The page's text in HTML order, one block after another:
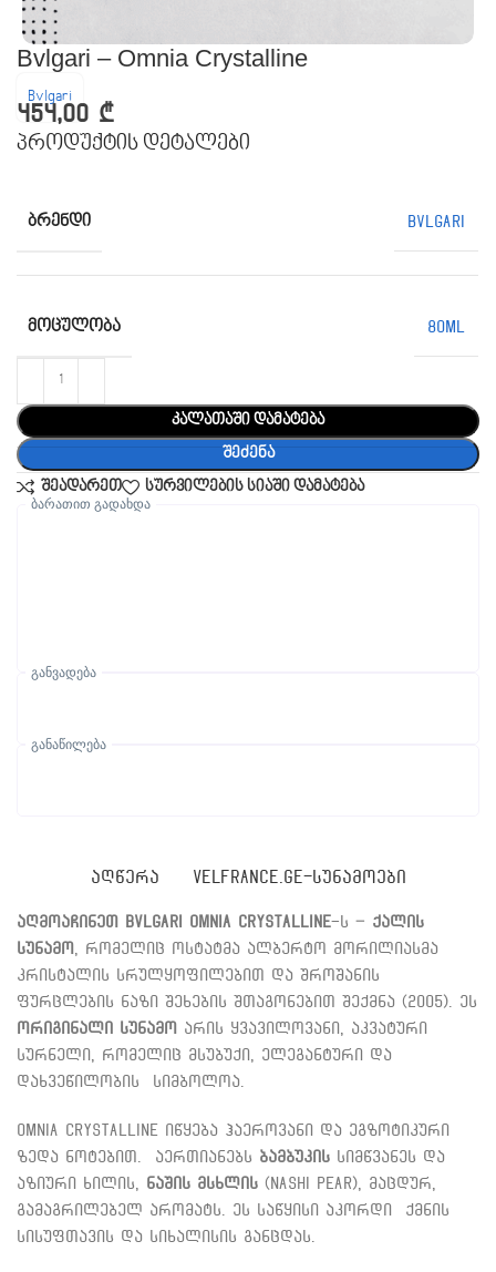
Bvlgari – Omnia Crystalline
Bvlgari
454,00 ₾
პროდუქტის დეტალები
ᲑᲠᲔᲜᲓᲘ Bvlgari
ᲛᲝᲪᲣᲚᲝᲑᲐ 80ML
კალათაში დამატება
შეძენა
შეადარეთ სურვილების სიაში დამატება
ბარათით გადახდა
განვადება
განაწილება
ᲐᲦᲬᲔᲠᲐ VELFRANCE.GE-ᲡᲣᲜᲐᲛᲝᲔᲑᲘ
აღმოაჩინეთ Bvlgari Omnia Crystalline-ს – ქალის
სუნამო
, რომელიც ოსტატმა ალბერტო მორილიასმა
კრისტალის სრულყოფილებით და შროშანის
ფურცლების ნაზი შეხების შთაგონებით შექმნა (2005). ეს
ორიგინალი სუნამო
არის ყვავილოვანი, აკვატური
სურნელი, რომელიც მსუბუქი, ელეგანტური და
დახვეწილობის სიმბოლოა.
Omnia Crystalline იწყება ჰაეროვანი და ეგზოტიკური
ზედა ნოტებით. აერთიანებს ბამბუკის სიმწვანეს და
აზიური ხილის, ნაშის მსხლის (Nashi Pear), მაცდურ,
გამაგრილებელ არომატს. ეს საწყისი აკორდი ქმნის
სისუფთავის და სიხალისის განცდას.